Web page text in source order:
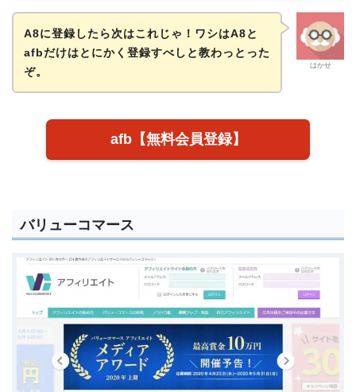
はかせ
A8に登録したら次はこれじゃ！ワシはA8と
afbだけはとにかく登録すべしと教わっとった
ぞ。
afb【無料会員登録】
バリューコマース